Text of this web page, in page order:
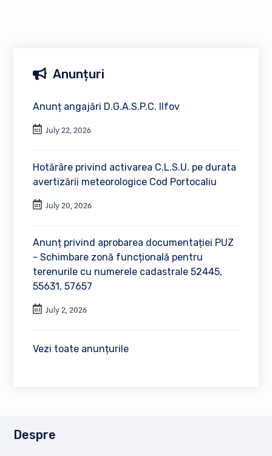
Anunțuri
Anunț angajări D.G.A.S.P.C. Ilfov
July 22, 2026
Hotărâre privind activarea C.L.S.U. pe durata
avertizării meteorologice Cod Portocaliu
July 20, 2026
Anunț privind aprobarea documentației PUZ
- Schimbare zonă funcțională pentru
terenurile cu numerele cadastrale 52445,
55631, 57657
July 2, 2026
Vezi toate anunțurile
Despre